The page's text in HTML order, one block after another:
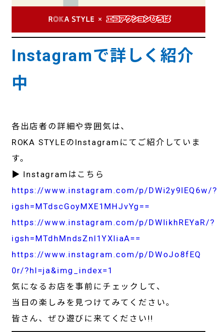
Instagramで詳しく紹介
中
各出店者の詳細や雰囲気は、
ROKA STYLEのInstagramにてご紹介していま
す。
▶ Instagramはこちら
https://www.instagram.com/p/DWi2y9IEQ6w/?
igsh=MTdscGoyMXE1MHJvYg==
https://www.instagram.com/p/DWlikhREYaR/?
igsh=MTdhMndsZnI1YXliaA==
https://www.instagram.com/p/DWoJo8fEQ
0r/?hl=ja&img_index=1
気になるお店を事前にチェックして、
当日の楽しみを見つけてみてください。
皆さん、ぜひ遊びに来てください!!